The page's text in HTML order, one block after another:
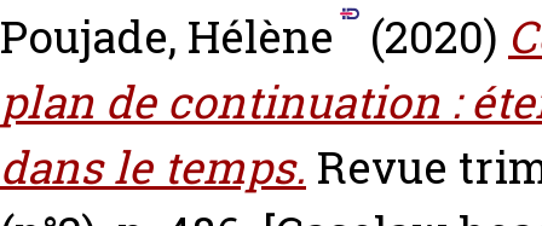
Poujade, Hélène
(2020)
plan de continuation :
dans le temps. Revue